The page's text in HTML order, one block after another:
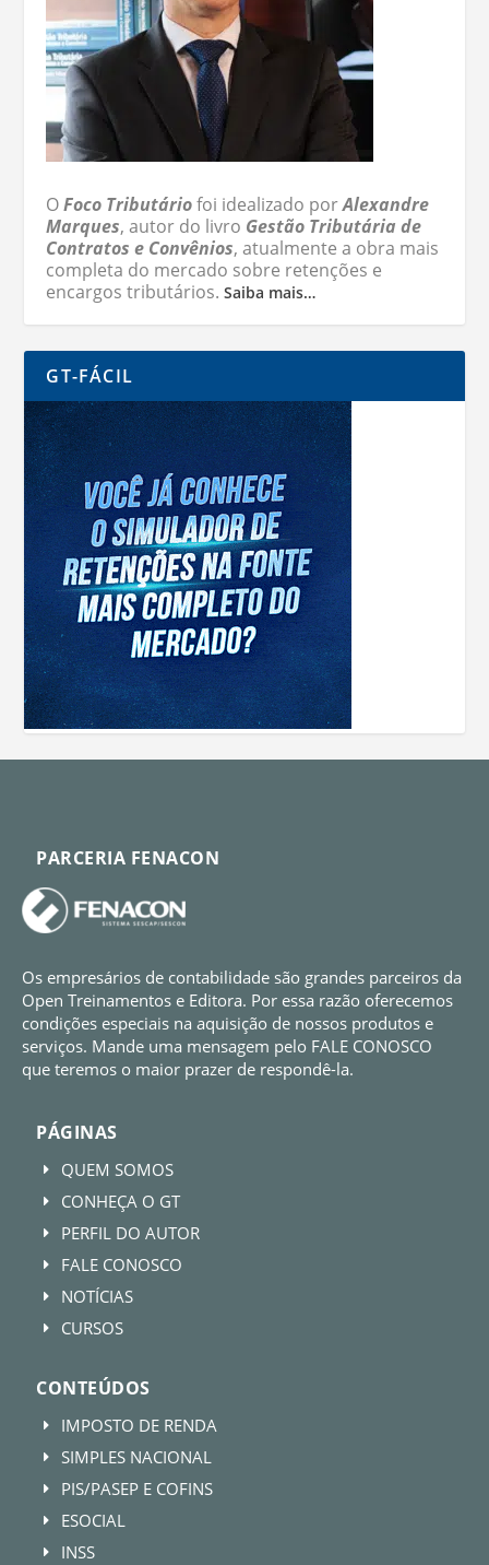
OFoco Tributáriofoi idealizado porAlexandre
Marques, autor do livro Gestão Tributária de
Contratos e Convênios, atualmente a obra mais
completa do mercado sobre retenções e
encargos tributários.Saiba mais…
GT-FÁCIL
PARCERIA FENACON
Os empresários de contabilidade são grandes parceiros da
Open Treinamentos e Editora. Por essa razão oferecemos
condições especiais na aquisição de nossos produtos e
serviços. Mande uma mensagem pelo FALE CONOSCO
que teremos o maior prazer de respondê-la.
PÁGINAS
E QUEM SOMOS
E CONHEÇA O GT
E PERFIL DO AUTOR
E FALE CONOSCO
E NOTÍCIAS
E CURSOS
CONTEÚDOS
E IMPOSTO DE RENDA
E SIMPLES NACIONAL
E PIS/PASEP E COFINS
E ESOCIAL
E INSS